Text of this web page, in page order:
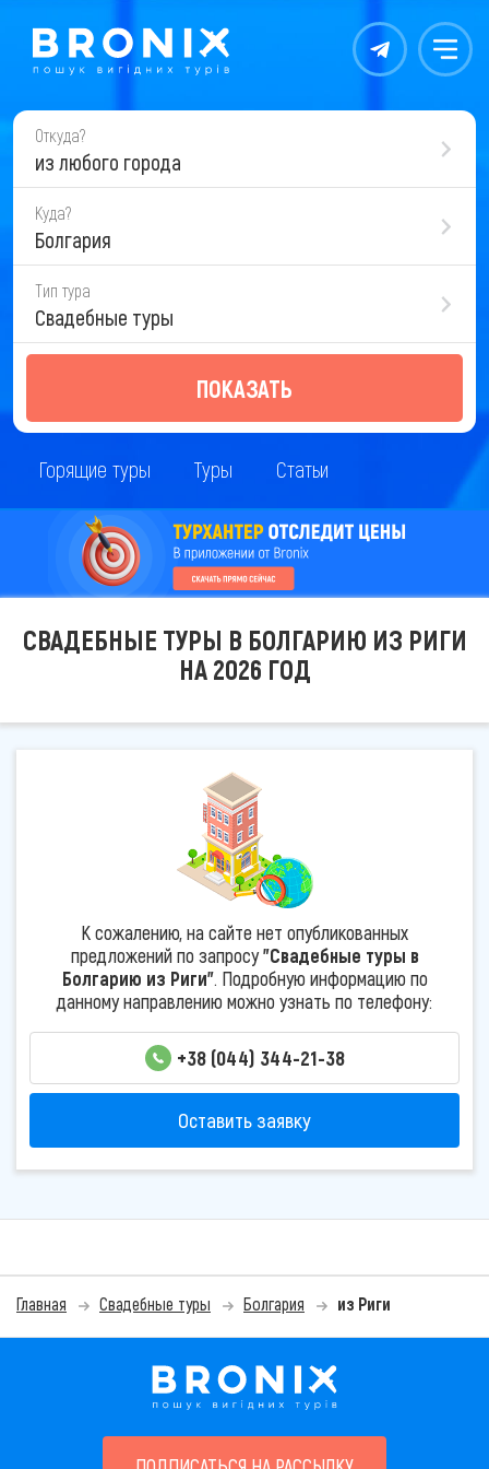
Контакты Меню
Откуда?
из любого города
Куда?
Болгария
Тип тура
Свадебные туры
ПОКАЗАТЬ
Горящие туры Туры Статьи
СВАДЕБНЫЕ ТУРЫ В БОЛГАРИЮ ИЗ РИГИ
НА 2026 ГОД
К сожалению, на сайте нет опубликованных
предложений по запросу"Свадебные туры в
Болгарию из Риги". Подробную информацию по
данному направлению можно узнать по телефону:
+38 (044) 344-21-38
Оставить заявку
Главная Свадебные туры Болгария из Риги